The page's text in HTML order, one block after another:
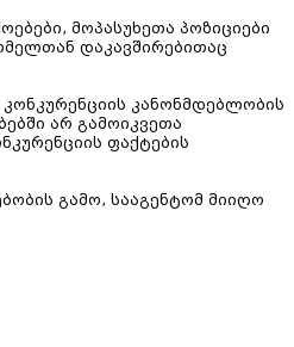
მოპასუხეთა პოზიციები
დაკავშირებითაც
კანონმდებლობის
არ გამოიკვეთა
ფაქტების
გამო, სააგენტომ მიიღო